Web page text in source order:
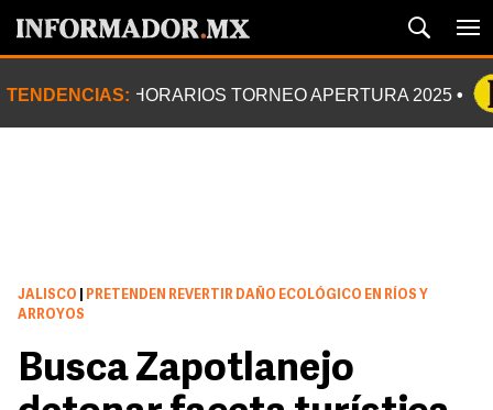
TENDENCIAS: HORARIOS TORNEO APERTURA 2025
JALISCO
PRETENDEN REVERTIR DAÑO ECOLÓGICO EN RÍOS Y
ARROYOS
Busca Zapotlanejo